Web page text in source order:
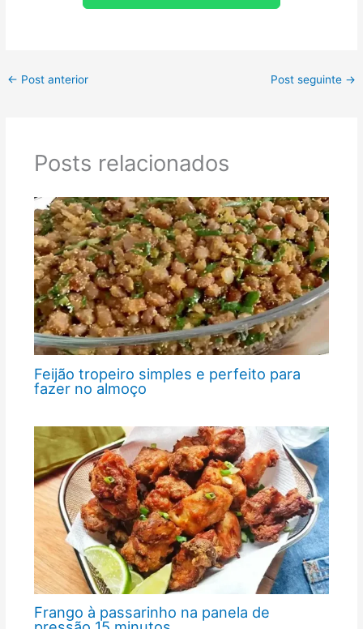
← Post anterior Post seguinte →
Posts relacionados
Feijão tropeiro simples e perfeito para
fazer no almoço
Frango à passarinho na panela de